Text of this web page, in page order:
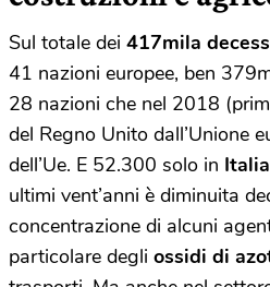
Sul totale dei 417mila
41 nazioni europee, ben
28 nazioni che nel 2018
del Regno Unito dall’Unione
dell’Ue. E 52.300 solo in Italia
ultimi vent’anni è diminuita
concentrazione di alcuni
particolare degli ossidi di